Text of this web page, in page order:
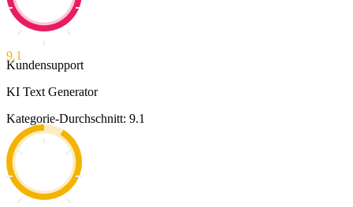
9.1
Kundensupport
KI Text Generator
Kategorie-Durchschnitt: 9.1